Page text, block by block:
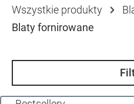
Wszystkie produkty
Blaty fornirowane